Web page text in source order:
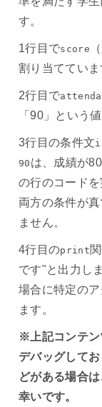
す。
1行目でscore
割り当てていま
2行目で
「90」という
3行目の条件文
90 は、成績が
の行のコード
両方の条件が
ません。
4行目のprint
です"と出力し
場合に特定の
ます。
※上記コンテン
デバッグして
どがある場合
幸いです。